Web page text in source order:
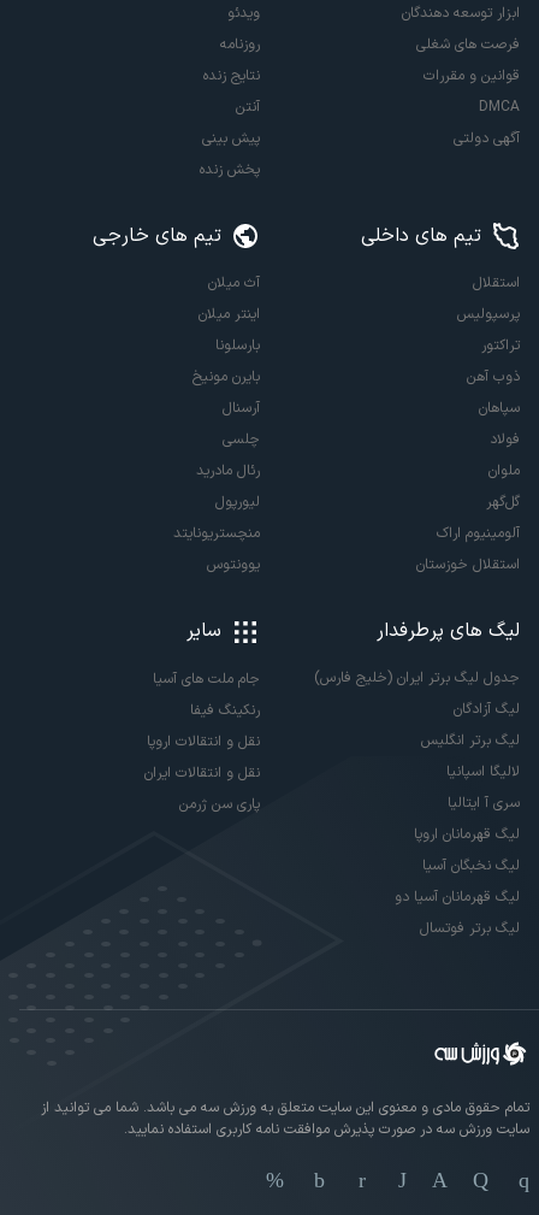
ابزار توسعه دهندگان
فرصت های شغلی
قوانین و مقررات
DMCA
آگهی دولتی
ویدئو
روزنامه
نتایج زنده
آنتن
پیش بینی
پخش زنده
تیم های داخلی
استقلال
پرسپولیس
تراکتور
ذوب آهن
سپاهان
فولاد
ملوان
گل‌گهر
آلومینیوم اراک
استقلال خوزستان
تیم های خارجی
آث میلان
اینتر میلان
بارسلونا
بایرن مونیخ
آرسنال
چلسی
رئال مادرید
لیورپول
منچستریونایتد
یوونتوس
لیگ های پرطرفدار
جدول لیگ برتر ایران (خلیج فارس)
لیگ آزادگان
لیگ برتر انگلیس
لالیگا اسپانیا
سری آ ایتالیا
لیگ قهرمانان اروپا
لیگ نخبگان آسیا
لیگ قهرمانان آسیا دو
لیگ برتر فوتسال
سایر
جام ملت های آسیا
رنکینگ فیفا
نقل و انتقالات اروپا
نقل و انتقالات ایران
پاری سن ژرمن
تمام حقوق مادی و معنوی این سایت متعلق به ورزش سه می باشد. شما می توانید از
سایت ورزش سه در صورت پذیرش موافقت نامه کاربری استفاده نمایید.